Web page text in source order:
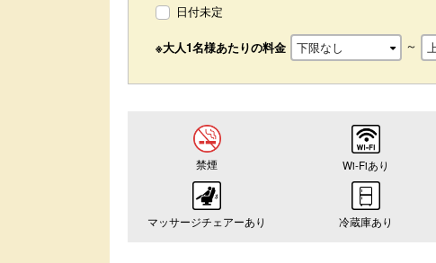
日付未定
※大人1名様あたりの料金 ～
禁煙 Wi-Fiあり
マッサージチェアーあり 冷蔵庫あり